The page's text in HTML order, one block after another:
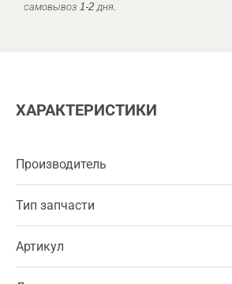
самовывоз 1-2 дня.
ХАРАКТЕРИСТИКИ
Производитель
Тип запчасти
Артикул